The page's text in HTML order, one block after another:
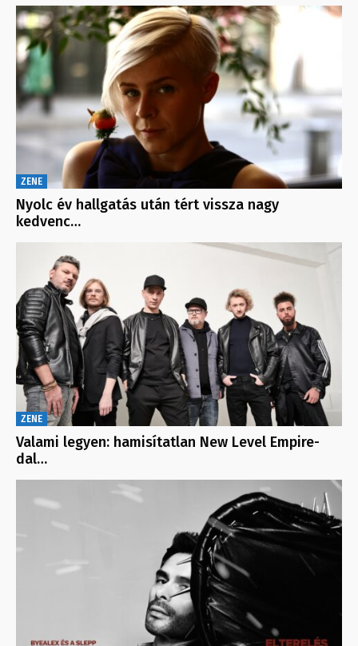
ZENE
Nyolc év hallgatás után tért vissza nagy
kedvenc…
ZENE
Valami legyen: hamisítatlan New Level Empire-
dal…